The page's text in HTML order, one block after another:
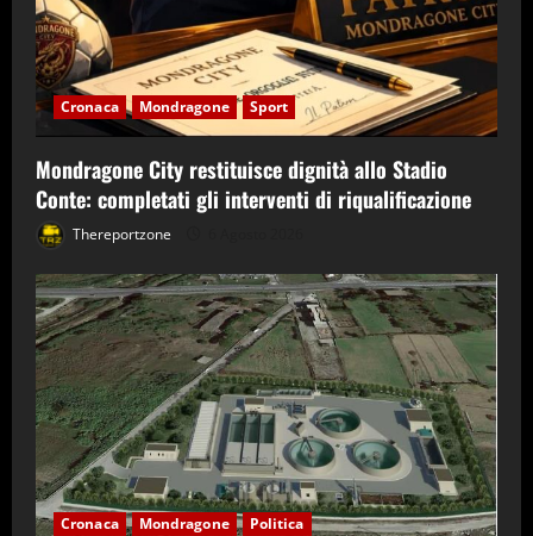
Cronaca Mondragone Sport
Mondragone City restituisce dignità allo Stadio
Conte: completati gli interventi di riqualificazione
Thereportzone
Cronaca Mondragone Politica